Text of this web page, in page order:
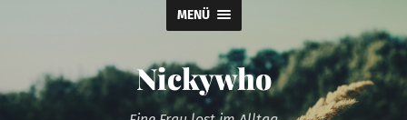
MENÜ
Nickywho